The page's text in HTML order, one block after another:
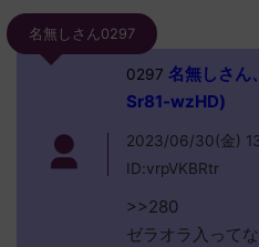
名無しさん0297
0297 名無しさん
Sr81-wzHD)
2023/06/30(金)
ID:vrpVKBRtr
>>280
ゼラオラ入って